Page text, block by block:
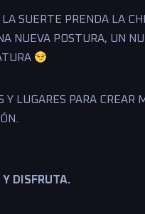
SUERTE PRENDA LA
NUEVA POSTURA, UN
Y LUGARES PARA CREAR
DISFRUTA.